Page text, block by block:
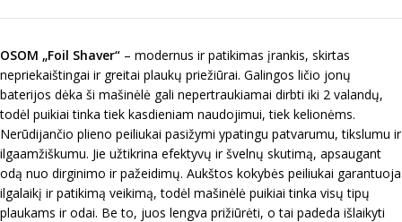
OSOM „Foil Shaver“ – modernus ir patikimas įrankis, skirtas
nepriekaištingai ir greitai plaukų priežiūrai. Galingos ličio jonų
baterijos dėka ši mašinėlė gali nepertraukiamai dirbti iki 2 valandų,
todėl puikiai tinka tiek kasdieniam naudojimui, tiek kelionėms.
Nerūdijančio plieno peiliukai pasižymi ypatingu patvarumu, tikslumu ir
ilgaamžiškumu. Jie užtikrina efektyvų ir švelnų skutimą, apsaugant
odą nuo dirginimo ir pažeidimų. Aukštos kokybės peiliukai garantuoja
ilgalaikį ir patikimą veikimą, todėl mašinėlė puikiai tinka visų tipų
plaukams ir odai. Be to, juos lengva prižiūrėti, o tai padeda išlaikyti